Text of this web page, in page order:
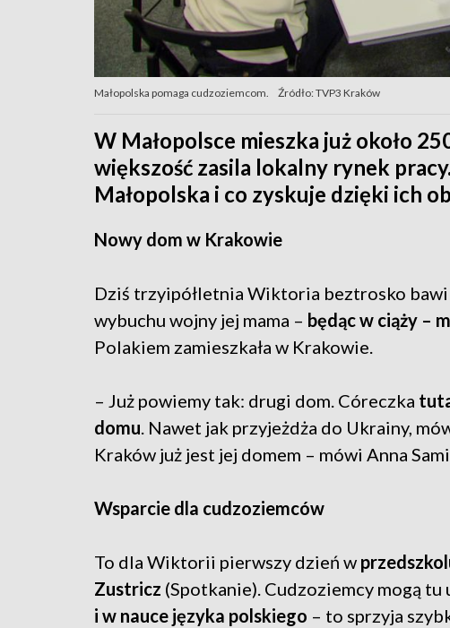
Małopolska pomaga cudzoziemcom. Źródło: TVP3 Kraków
W Małopolsce mieszka już około
większość zasila lokalny rynek
Małopolska i co zyskuje dzięki ich
Nowy dom w Krakowie
Dziś trzyipółletnia Wiktoria beztrosko bawi
wybuchu wojny jej mama – będąc w ciąży –
Polakiem zamieszkała w Krakowie.
– Już powiemy tak: drugi dom. Córeczka
domu. Nawet jak przyjeżdża do Ukrainy,
Kraków już jest jej domem – mówi Anna
Wsparcie dla cudzoziemców
To dla Wiktorii pierwszy dzień w
Zustricz (Spotkanie). Cudzoziemcy mogą tu
i w nauce języka polskiego – to sprzyja